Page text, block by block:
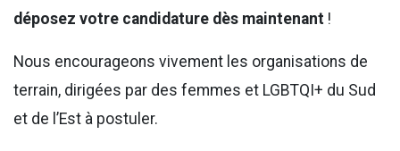
déposez votre candidature dès maintenant !
Nous encourageons vivement les organisations de
terrain, dirigées par des femmes et LGBTQI+ du Sud
et de l’Est à postuler.